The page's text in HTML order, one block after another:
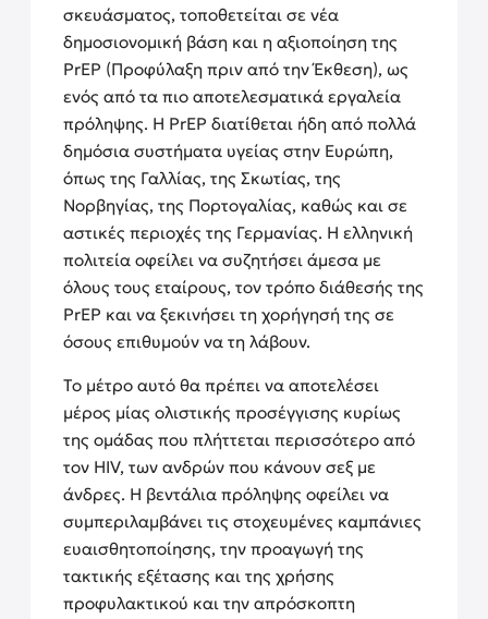
σκευάσματος, τοποθετείται σε νέα
δημοσιονομική βάση και η αξιοποίηση της
PrEP (Προφύλαξη πριν από την Έκθεση), ως
ενός από τα πιο αποτελεσματικά εργαλεία
πρόληψης. Η PrEP διατίθεται ήδη από πολλά
δημόσια συστήματα υγείας στην Ευρώπη,
όπως της Γαλλίας, της Σκωτίας, της
Νορβηγίας, της Πορτογαλίας, καθώς και σε
αστικές περιοχές της Γερμανίας. Η ελληνική
πολιτεία οφείλει να συζητήσει άμεσα με
όλους τους εταίρους, τον τρόπο διάθεσής της
PrEP και να ξεκινήσει τη χορήγησή της σε
όσους επιθυμούν να τη λάβουν.
Το μέτρο αυτό θα πρέπει να αποτελέσει
μέρος μίας ολιστικής προσέγγισης κυρίως
της ομάδας που πλήττεται περισσότερο από
τον HIV, των ανδρών που κάνουν σεξ με
άνδρες. Η βεντάλια πρόληψης οφείλει να
συμπεριλαμβάνει τις στοχευμένες καμπάνιες
ευαισθητοποίησης, την προαγωγή της
τακτικής εξέτασης και της χρήσης
προφυλακτικού και την απρόσκοπτη